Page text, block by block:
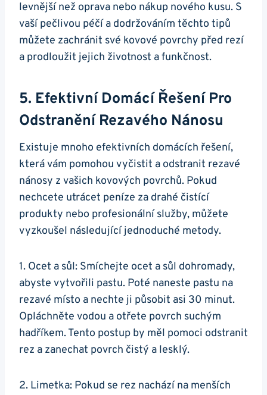
levnější než oprava nebo nákup nového kusu. S
vaší pečlivou péčí a dodržováním těchto tipů
můžete zachránit své kovové povrchy před rezí
a prodloužit jejich životnost a funkčnost.
5. Efektivní Domácí Řešení Pro
Odstranění Rezavého Nánosu
Existuje mnoho efektivních domácích řešení,
která vám pomohou vyčistit a odstranit rezavé
nánosy z vašich kovových povrchů. Pokud
nechcete utrácet peníze za drahé čistící
produkty nebo profesionální služby, můžete
vyzkoušel následující jednoduché metody.
1. Ocet a sůl: Smíchejte ocet a sůl dohromady,
abyste vytvořili pastu. Poté naneste pastu na
rezavé místo a nechte ji působit asi 30 minut.
Opláchněte vodou a otřete povrch suchým
hadříkem. Tento postup by měl pomoci odstranit
rez a zanechat povrch čistý a lesklý.
2. Limetka: Pokud se rez nachází na menších